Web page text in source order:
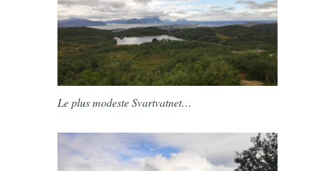
Le plus modeste Svartvatnet…